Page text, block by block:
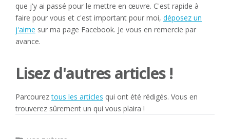
que j'y ai passé pour le mettre en œuvre. C'est rapide à
faire pour vous et c'est important pour moi, déposez un
j'aime sur ma page Facebook. Je vous en remercie par
avance.
Lisez d'autres articles !
Parcoureztous les articles qui ont été rédigés. Vous en
trouverez sûrement un qui vous plaira !